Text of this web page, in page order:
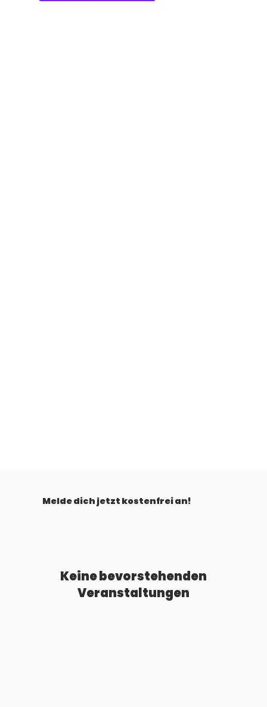
Melde dich jetzt kostenfrei an!
Keine bevorstehenden
Veranstaltungen